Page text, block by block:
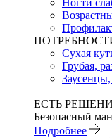
Ногти
Сухая
Грубая,
ЕСТЬ
Безопасный
Подробнее